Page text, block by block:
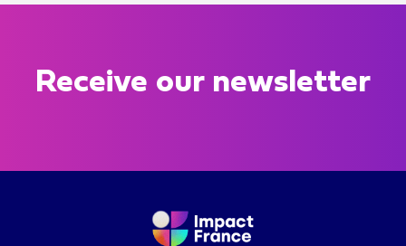
Receive our newsletter